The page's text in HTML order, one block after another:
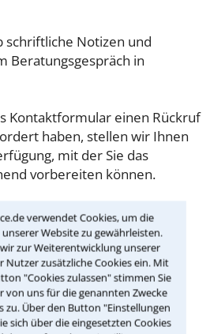
verwendet Cookies, um die
Website zu gewährleisten.
zur Weiterentwicklung unserer
Nutzer zusätzliche Cookies ein. Mit
"Cookies zulassen" stimmen Sie
von uns für die genannten Zwecke
zu. Über den Button "Einstellungen
sich über die eingesetzten Cookies
schriftliche Notizen und
Beratungsgespräch in
Kontaktformular einen Rückruf
haben, stellen wir Ihnen
mit der Sie das
vorbereiten können.
für üble Nachrede in
als gedacht!
in Delmenhorst für eine
darf, ist in §34 des
(RVG) geregelt. Die
betragen